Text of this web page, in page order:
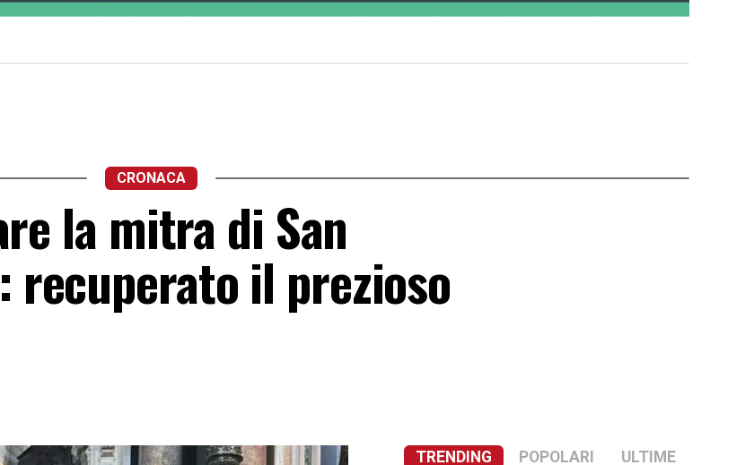
CRONACA
la mitra di San
recuperato il prezioso
TRENDING POPOLARI ULTIME